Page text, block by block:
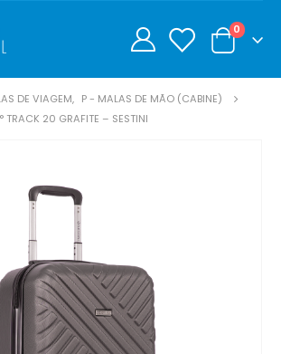
0 0
DE VIAGEM, P - MALAS DE MÃO (CABINE)
TRACK 20 GRAFITE – SESTINI